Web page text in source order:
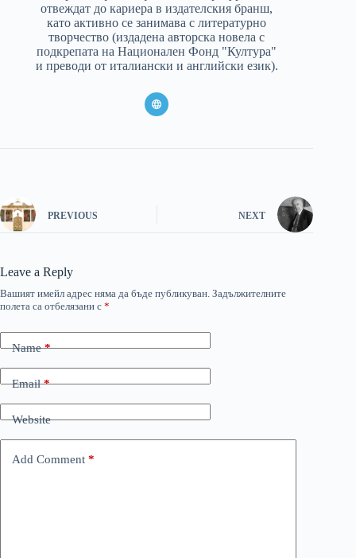
отвеждат до кариера в издателския бранш,
като активно се занимава с литературно
творчество (издадена авторска новела с
подкрепата на Национален Фонд "Култура"
и преводи от италиански и английски език).
PREVIOUS NEXT
Leave a Reply
Вашият имейл адрес няма да бъде публикуван. Задължителните
полета са отбелязани с *
Name*
Email*
Website
Add Comment *